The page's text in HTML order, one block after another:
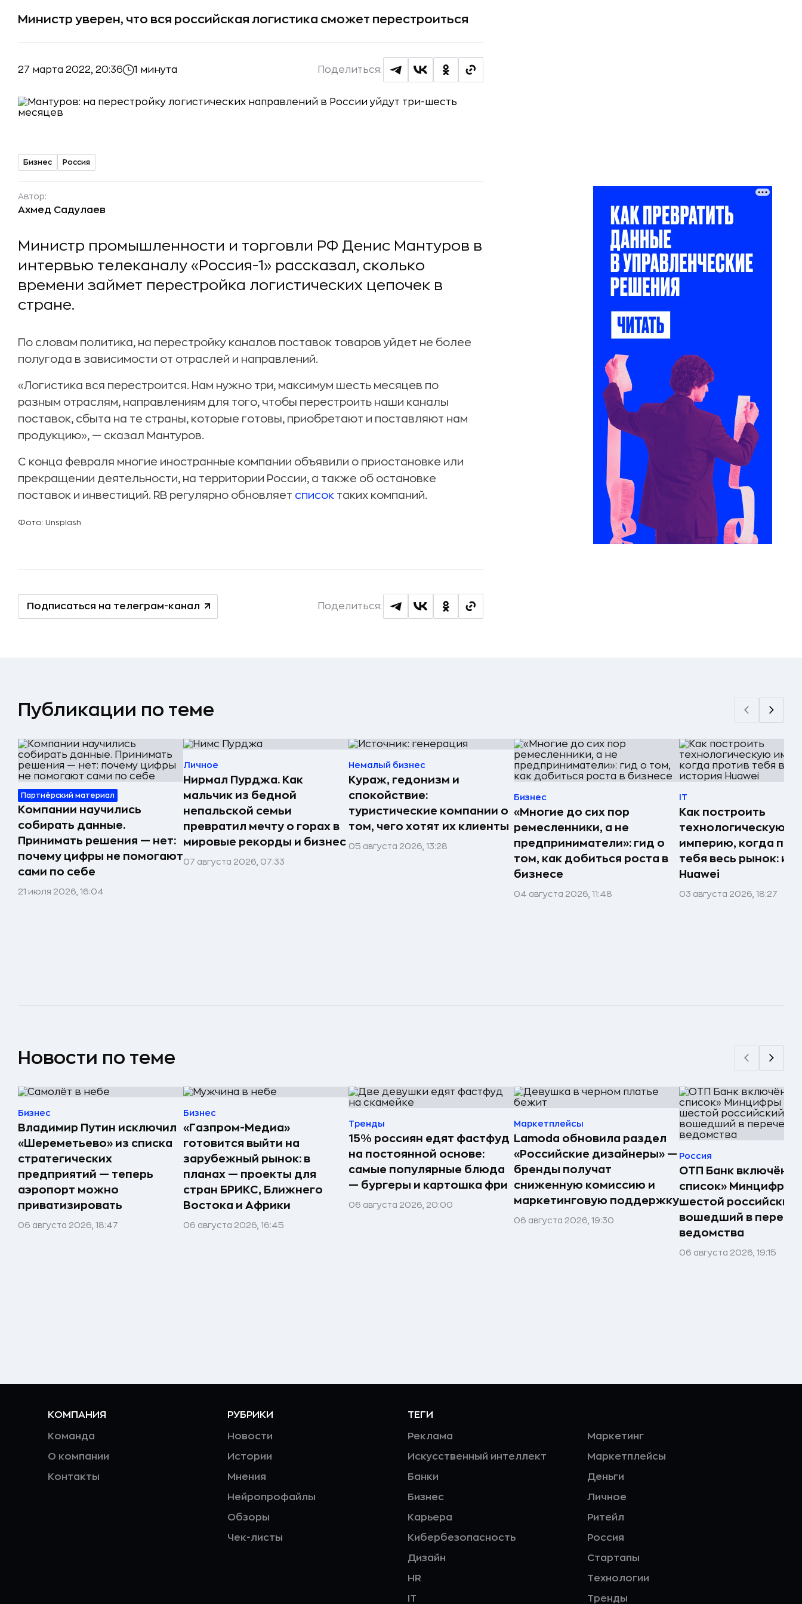
Министр уверен, что вся российская логистика сможет перестроиться
27 марта 2022, 20:36 1 минута Поделиться:
Бизнес Россия
Автор:
Ахмед Садулаев
Министр промышленности и торговли РФ Денис Мантуров в
интервью телеканалу «Россия-1» рассказал, сколько
времени займет перестройка логистических цепочек в
стране.
По словам политика, на перестройку каналов поставок товаров уйдет не более
полугода в зависимости от отраслей и направлений.
«Логистика вся перестроится. Нам нужно три, максимум шесть месяцев по
разным отраслям, направлениям для того, чтобы перестроить наши каналы
поставок, сбыта на те страны, которые готовы, приобретают и поставляют нам
продукцию», — сказал Мантуров.
С конца февраля многие иностранные компании объявили о приостановке или
прекращении деятельности, на территории России, а также об остановке
поставок и инвестиций. RB регулярно обновляет список таких компаний.
Фото: Unsplash
Подписаться на телеграм-канал Поделиться:
Публикации по теме
Партнёрский материал
Компании научились
собирать данные.
Принимать решения — нет:
почему цифры не помогают
сами по себе
21 июля 2026, 16:04
Личное
Нирмал Пурджа. Как
мальчик из бедной
непальской семьи
превратил мечту о горах в
мировые рекорды и бизнес
07 августа 2026, 07:33
Немалый бизнес
Кураж, гедонизм и
спокойствие:
туристические компании о
том, чего хотят их клиенты
05 августа 2026, 13:28
Бизнес
«Многие до сих пор
ремесленники, а не
предприниматели»: гид о
том, как добиться роста в
бизнесе
04 августа 2026, 11:48
IT
Как построить
технологическую
империю, когда
тебя весь рынок:
Huawei
03 августа 2026, 18:27
Новости по теме
Бизнес
Владимир Путин исключил
«Шереметьево» из списка
стратегических
предприятий — теперь
аэропорт можно
приватизировать
06 августа 2026, 18:47
Бизнес
«Газпром-Медиа»
готовится выйти на
зарубежный рынок: в
планах — проекты для
стран БРИКС, Ближнего
Востока и Африки
06 августа 2026, 16:45
Тренды
15% россиян едят фастфуд
на постоянной основе:
самые популярные блюда
— бургеры и картошка фри
06 августа 2026, 20:00
Маркетплейсы
Lamoda обновила раздел
«Российские дизайнеры» —
бренды получат
сниженную комиссию и
маркетинговую поддержку
06 августа 2026, 19:30
Россия
ОТП Банк включён в
список» Минцифры
шестой российский
вошедший в
ведомства
06 августа 2026, 19:15
КОМПАНИЯ
Команда
О компании
Контакты
РУБРИКИ
Новости
Истории
Мнения
Нейропрофайлы
Обзоры
Чек-листы
ТЕГИ
Реклама
Искусственный интеллект
Банки
Бизнес
Карьера
Кибербезопасность
Дизайн
HR
IT
Маркетинг
Маркетплейсы
Деньги
Личное
Ритейл
Россия
Стартапы
Технологии
Тренды